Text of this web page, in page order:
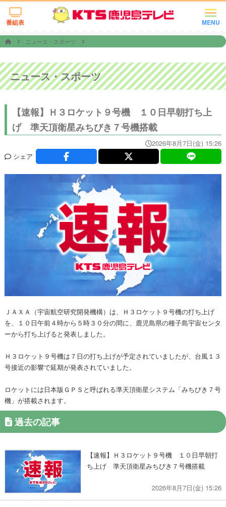
MENU
番組表
ニュース・スポーツ
ニュース・スポーツ
【速報】Ｈ３ロケット９号機 １０日早朝打ち上
げ 準天頂衛星みちびき７号機搭載
2026年8月7日(金) 15:26
シェア
ＪＡＸＡ（宇宙航空研究開発機構）は、Ｈ３ロケット９号機の打ち上げ
を、１０日午前４時から５時３０分の間に、鹿児島県の種子島宇宙センタ
ーから打ち上げると発表しました。
Ｈ３ロケット９号機は７日の打ち上げが予定されていましたが、台風１３
号接近の影響で延期が発表されていました。
ロケットには日本版ＧＰＳと呼ばれる準天頂衛星システム「みちびき７号
機」が搭載されます。
過去の記事
【速報】Ｈ３ロケット９号機 １０日早朝打
ち上げ 準天頂衛星みちびき７号機搭載
2026年8月7日(金) 15:26